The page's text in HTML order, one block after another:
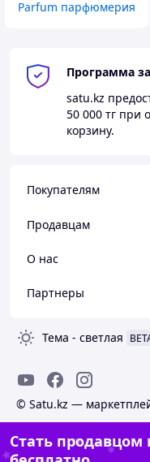
Parfum парфюмерия
Программа
satu.kz
50 000 тг при
корзину.
Покупателям
Продавцам
О нас
Партнеры
Тема - светлая
© Satu.kz —
Стать продавцом